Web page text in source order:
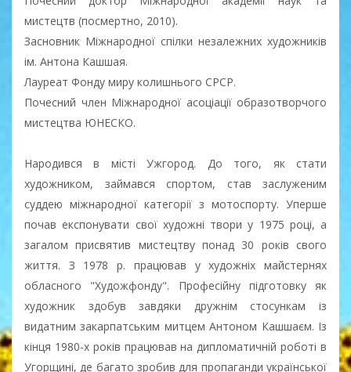
мистецтв (посмертно, 2010).
Засновник Міжнародної спілки незалежних художників
ім. Антона Кашшая.
Лауреат Фонду миру колишнього СРСР.
Почесний член Міжнародної асоціації образотворчого
мистецтва ЮНЕСКО.
Народився в місті Ужгород. До того, як стати
художником, займався спортом, став заслуженим
суддею міжнародної категорії з мотоспорту. Уперше
почав експонувати свої художні твори у 1975 році, а
загалом присвятив мистецтву понад 30 років свого
життя. З 1978 р. працював у художніх майстернях
обласного "Художфонду". Професійну підготовку як
художник здобув завдяки дружнім стосункам із
видатним закарпатським митцем Антоном Кашшаєм. Із
кінця 1980-х років працював на дипломатичній роботі в
Угорщині, де багато зробив для пропаганди української